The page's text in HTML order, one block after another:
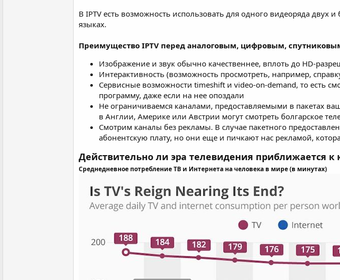
В IPTV есть возможность использовать для одного видеоряда
языках.
Преимущество IPTV перед аналоговым, цифровым,
Изображение и звук обычно качественнее, вплоть до HD-
Интерактивность (возможность просмотреть, например,
Сервисные возможности timeshift и video-on-demand, то есть
программу, даже если на нее опоздали
Не ограничиваемся каналами, предоставляемыми в пакетах
в Англии, Америке или Австрии могут смотреть болгарское
Смотрим каналы без рекламы. В случае пакетного
абонентскую плату, но они еще и пичкают нас рекламой,
Действительно ли эра телевидения приближается к
Среднедневное потребление ТВ и Интернета на человека в мире (в минутах)